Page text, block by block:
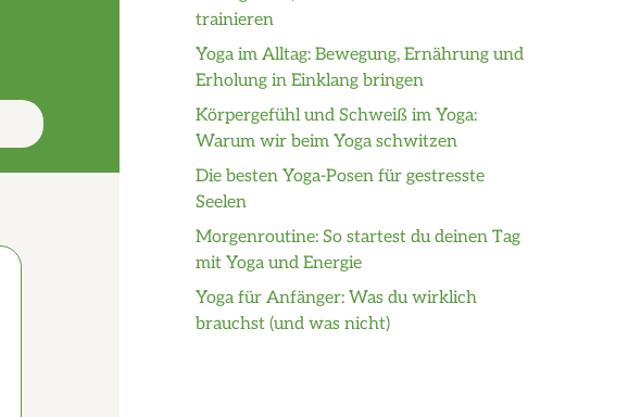
trainieren
Yoga im Alltag: Bewegung, Ernährung und
Erholung in Einklang bringen
Körpergefühl und Schweiß im Yoga:
Warum wir beim Yoga schwitzen
Die besten Yoga-Posen für gestresste
Seelen
Morgenroutine: So startest du deinen Tag
mit Yoga und Energie
Yoga für Anfänger: Was du wirklich
brauchst (und was nicht)